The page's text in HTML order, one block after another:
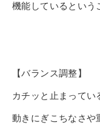
機能しているという
【バランス調整】
カチッと止まってい
動きにぎこちなさや